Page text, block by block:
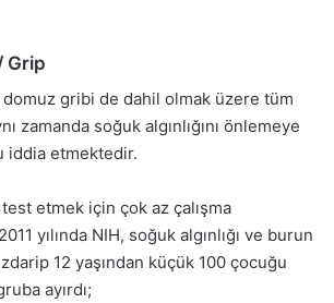
Grip
domuz gribi de dahil olmak üzere tüm
zamanda soğuk algınlığını önlemeye
iddia etmektedir.
etmek için çok az çalışma
yılında NIH, soğuk algınlığı ve burun
12 yaşından küçük 100 çocuğu
ayırdı;